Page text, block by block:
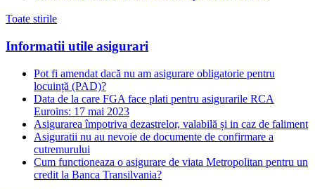
Toate stirile
Informatii utile asigurari
Pot fi amendat dacă nu am asigurare obligatorie pentru
locuință (PAD)?
Data de la care FGA face plati pentru asigurarile RCA
Euroins: 17 mai 2023
Asigurarea împotriva dezastrelor, valabilă și in caz de faliment
Asiguratii nu au nevoie de documente de confirmare a
cutremurului
Cum functioneaza o asigurare de viata Metropolitan pentru un
credit la Banca Transilvania?